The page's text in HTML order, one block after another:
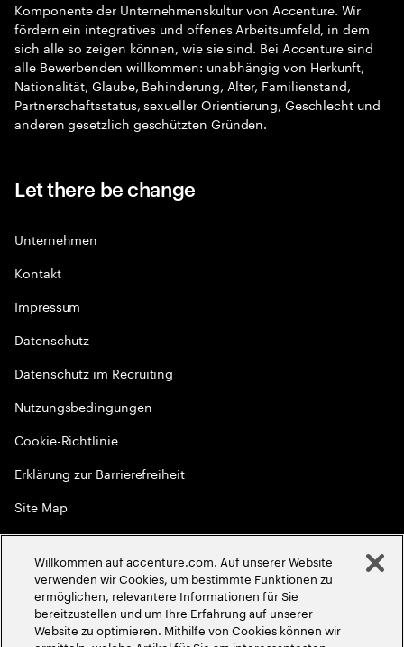
Komponente der Unternehmenskultur von Accenture. Wir
fördern ein integratives und offenes Arbeitsumfeld, in dem
sich alle so zeigen können, wie sie sind. Bei Accenture sind
alle Bewerbenden willkommen: unabhängig von Herkunft,
Nationalität, Glaube, Behinderung, Alter, Familienstand,
Partnerschaftsstatus, sexueller Orientierung, Geschlecht und
anderen gesetzlich geschützten Gründen.
Let there be change
Unternehmen
Kontakt
Impressum
Datenschutz
Datenschutz im Recruiting
Nutzungsbedingungen
Cookie-Richtlinie
Erklärung zur Barrierefreiheit
Site Map
Globale Meritokratie
2026Accenture. Alle Rechte vorbehalten
Willkommen auf accenture.com. Auf unserer Website
verwenden wir Cookies, um bestimmte Funktionen zu
ermöglichen, relevantere Informationen für Sie
bereitzustellen und um Ihre Erfahrung auf unserer
Website zu optimieren. Mithilfe von Cookies können wir